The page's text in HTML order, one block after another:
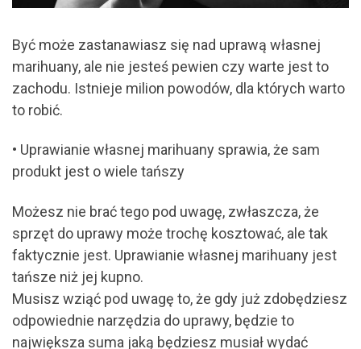
Być może zastanawiasz się nad uprawą własnej
marihuany, ale nie jesteś pewien czy warte jest to
zachodu. Istnieje milion powodów, dla których warto
to robić.
• Uprawianie własnej marihuany sprawia, że sam
produkt jest o wiele tańszy
Możesz nie brać tego pod uwagę, zwłaszcza, że
sprzęt do uprawy może trochę kosztować, ale tak
faktycznie jest. Uprawianie własnej marihuany jest
tańsze niż jej kupno.
Musisz wziąć pod uwagę to, że gdy już zdobędziesz
odpowiednie narzędzia do uprawy, będzie to
największa suma jaką będziesz musiał wydać